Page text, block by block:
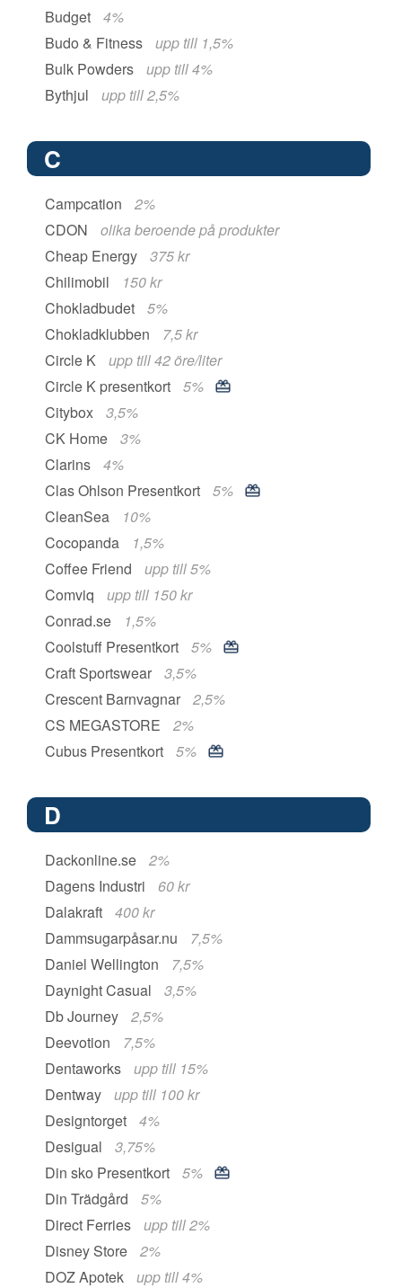
Budget
4%
Budo & Fitness
upp till 1,5%
Bulk Powders
upp till 4%
Bythjul
upp till 2,5%
C
Campcation
2%
CDON
olika beroende på produkter
Cheap Energy
375 kr
Chilimobil
150 kr
Chokladbudet
5%
Chokladklubben
7,5 kr
Circle K
upp till 42 öre/liter
Circle K presentkort
5%
Citybox
3,5%
CK Home
3%
Clarins
4%
Clas Ohlson Presentkort
5%
CleanSea
10%
Cocopanda
1,5%
Coffee Friend
upp till 5%
Comviq
upp till 150 kr
Conrad.se
1,5%
Coolstuff Presentkort
5%
Craft Sportswear
3,5%
Crescent Barnvagnar
2,5%
CS MEGASTORE
2%
Cubus Presentkort
5%
D
Dackonline.se
2%
Dagens Industri
60 kr
Dalakraft
400 kr
Dammsugarpåsar.nu
7,5%
Daniel Wellington
7,5%
Daynight Casual
3,5%
Db Journey
2,5%
Deevotion
7,5%
Dentaworks
upp till 15%
Dentway
upp till 100 kr
Designtorget
4%
Desigual
3,75%
Din sko Presentkort
5%
Din Trädgård
5%
Direct Ferries
upp till 2%
Disney Store
2%
DOZ Apotek
upp till 4%